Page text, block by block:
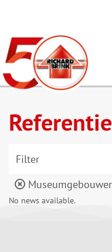
Filter
No news available.